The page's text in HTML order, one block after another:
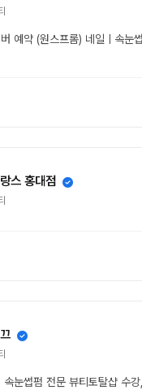
예약 (원스프롬) 네일ㅣ속눈
스 홍대점
속눈썹펌 전문 뷰티토탈샵 수